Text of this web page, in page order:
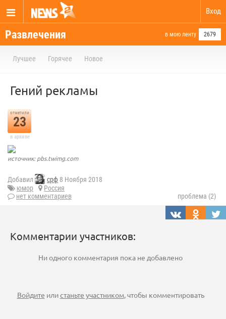
Вход
Развлечения в мою ленту 2679
Лучшее Горячее Новое
Гений рекламы
отметили
23
в архиве
источник: pbs.twimg.com
Добавил срф 8 Ноября 2018
юмор
Россия
нет комментариев
проблема (2)
Комментарии участников:
Ни одного комментария пока не добавлено
Войдите илистаньте участником, чтобы комментировать